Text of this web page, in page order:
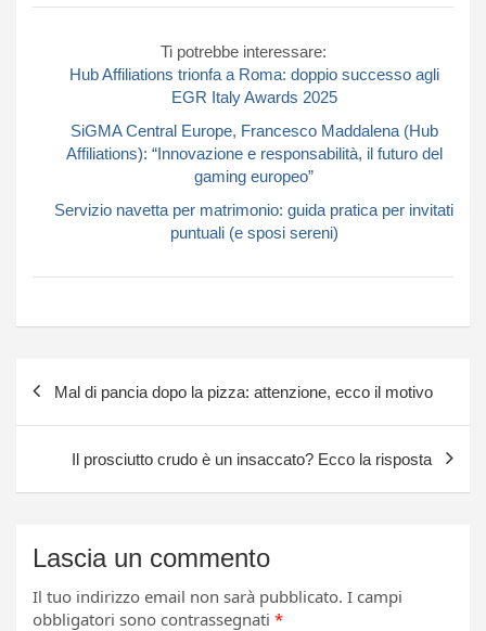
Ti potrebbe interessare:
Hub Affiliations trionfa a Roma: doppio successo agli
EGR Italy Awards 2025
SiGMA Central Europe, Francesco Maddalena (Hub
Affiliations): “Innovazione e responsabilità, il futuro del
gaming europeo”
Servizio navetta per matrimonio: guida pratica per invitati
puntuali (e sposi sereni)
Mal di pancia dopo la pizza: attenzione, ecco il motivo
Il prosciutto crudo è un insaccato? Ecco la risposta
Lascia un commento
Il tuo indirizzo email non sarà pubblicato. I campi
obbligatori sono contrassegnati *